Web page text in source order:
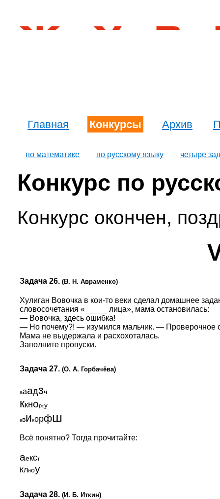
Главная Конкурсы Архив
по математике по русскому языку четыре
Конкурс по
Конкурс окончен,
Задача 26. (В. Н. Авраменко)
Хулиган Вовочка в кои-то веки сделал домашнее
словосочетания «_____ лица», мама остановилась:
— Вовочка, здесь ошибка!
— Но почему?! — изумился мальчик. — Проверочное
Мама не выдержала и расхохоталась.
Заполните пропуски.
Задача 27. (О. А. Горбачёва)
ааадзч
ккнорсу
авикорфш
Всё понятно? Тогда прочитайте:
аекст
клноу
Задача 28. (И. Б. Иткин)